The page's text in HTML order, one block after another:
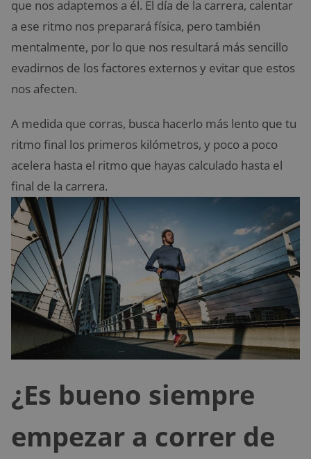
que nos adaptemos a él. El día de la carrera, calentar
a ese ritmo nos preparará física, pero también
mentalmente, por lo que nos resultará más sencillo
evadirnos de los factores externos y evitar que estos
nos afecten.
A medida que corras, busca hacerlo más lento que tu
ritmo final los primeros kilómetros, y poco a poco
acelera hasta el ritmo que hayas calculado hasta el
final de la carrera.
¿Es bueno siempre
empezar a correr de